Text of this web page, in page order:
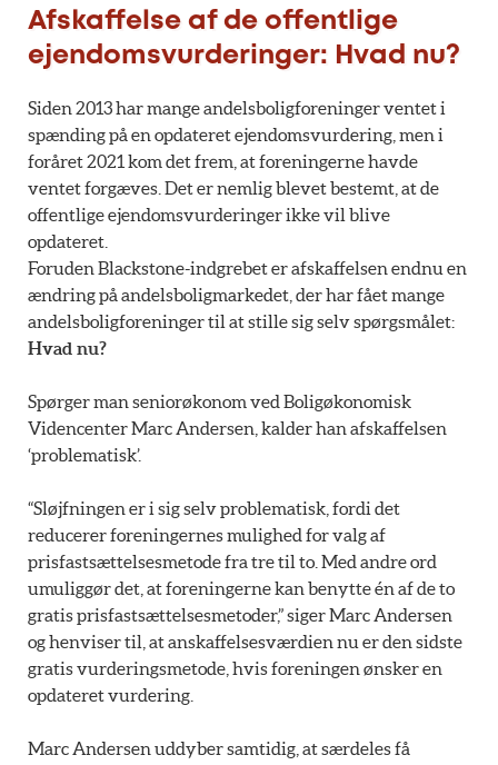
Afskaffelse af de offentlige
ejendomsvurderinger: Hvad nu?
Siden 2013 har mange andelsboligforeninger ventet i
spænding på en opdateret ejendomsvurdering, men i
foråret 2021 kom det frem, at foreningerne havde
ventet forgæves. Det er nemlig blevet bestemt, at de
offentlige ejendomsvurderinger ikke vil blive
opdateret.
Foruden Blackstone-indgrebet er afskaffelsen endnu en
ændring på andelsboligmarkedet, der har fået mange
andelsboligforeninger til at stille sig selv spørgsmålet:
Hvad nu?
Spørger man seniorøkonom ved Boligøkonomisk
Videncenter Marc Andersen, kalder han afskaffelsen
‘problematisk’.
“Sløjfningen er i sig selv problematisk, fordi det
reducerer foreningernes mulighed for valg af
prisfastsættelsesmetode fra tre til to. Med andre ord
umuliggør det, at foreningerne kan benytte én af de to
gratis prisfastsættelsesmetoder,” siger Marc Andersen
og henviser til, at anskaffelsesværdien nu er den sidste
gratis vurderingsmetode, hvis foreningen ønsker en
opdateret vurdering.
Marc Andersen uddyber samtidig, at særdeles få